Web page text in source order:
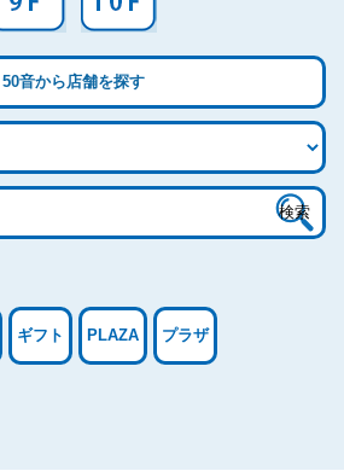
50音から店舗を探す
ギフト PLAZA プラザ